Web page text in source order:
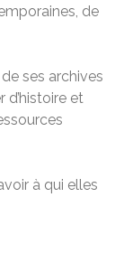
de
ses archives
d’histoire et
à qui elles